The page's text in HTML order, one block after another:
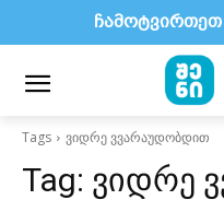
Tags ვიდრე ვვარაუდობდით
Tag: ვიდრე
ჩამოტვირთეთ